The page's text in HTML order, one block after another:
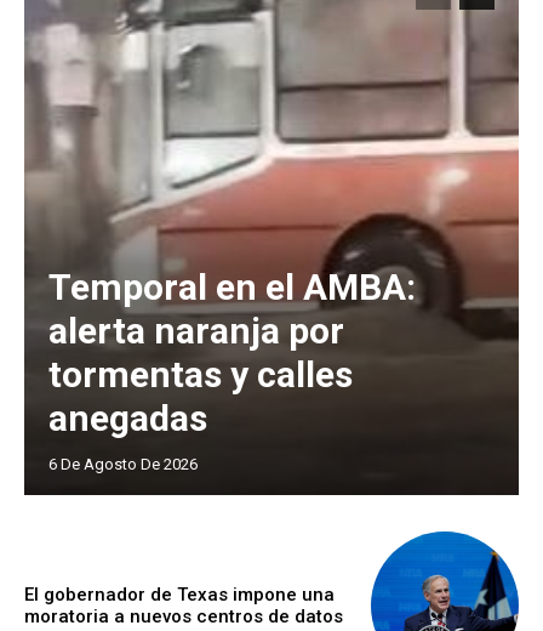
Temporal en el AMBA:
alerta naranja por
tormentas y calles
anegadas
6 De Agosto De 2026
El gobernador de Texas impone una
moratoria a nuevos centros de datos